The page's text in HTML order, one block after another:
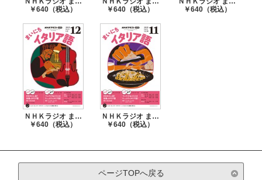
￥640（税込）
￥640（税込）
￥640（税込）
ＮＨＫラジオ まいにちイタリア語 2025年12月号
￥640（税込）
ＮＨＫラジオ まいにちイタリア語 2025年11月号
￥640（税込）
ページTOPへ戻る